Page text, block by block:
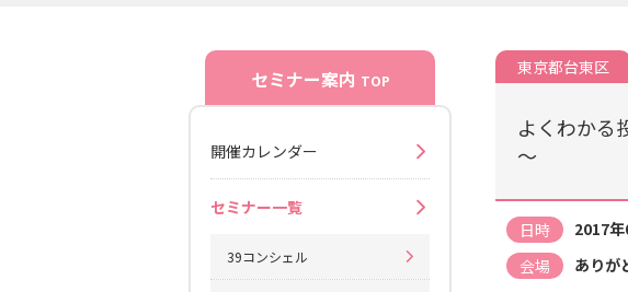
東京都台東区
よくわかる
～
日時 2017年
会場
あり
セミナー案内 TOP
開催カレンダー
セミナー一覧
39コンシェル